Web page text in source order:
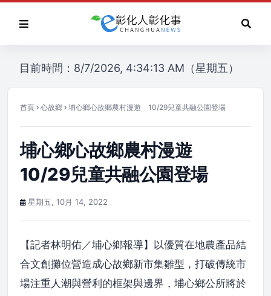
目前時間：8/7/2026, 4:34:13 AM（星期五）
首頁 心故鄉 埔心鄉心故鄉農村漫遊 10/29兒童共融公園登場
埔心鄉心故鄉農村漫遊
10/29兒童共融公園登場
星期五, 10月 14, 2022
【記者林明佑／埔心鄉報導】以優質在地農產品結
合文創攤位營造成心故鄉新市集雛型，打破傳統市
場注重人潮與營利的框架與邊界，埔心鄉公所將於